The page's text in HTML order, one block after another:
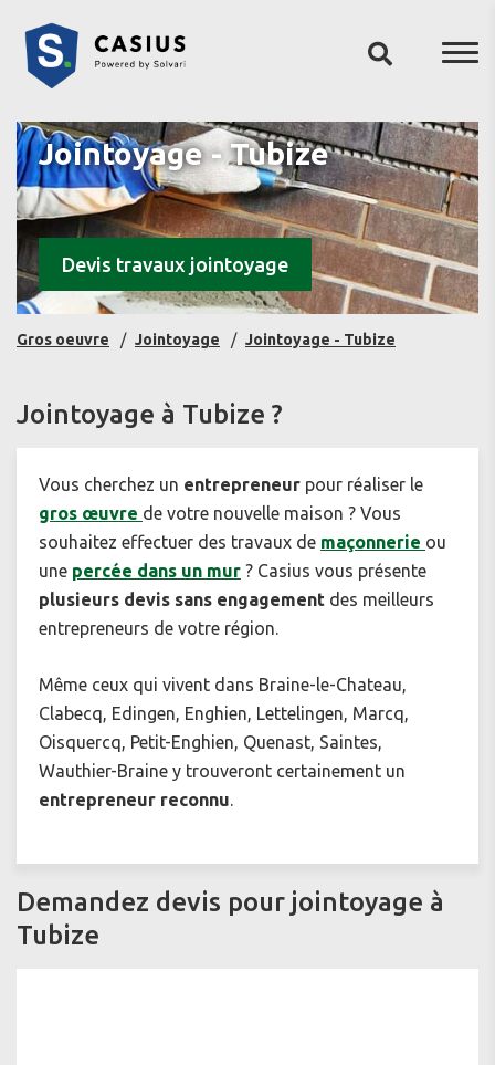
Jointoyage - Tubize
Devis travaux jointoyage
Gros oeuvre Jointoyage Jointoyage - Tubize
Jointoyage à Tubize ?
Vous cherchez un entrepreneur pour réaliser le
gros œuvre de votre nouvelle maison ? Vous
souhaitez effectuer des travaux de maçonnerie ou
une percée dans un mur ? Casius vous présente
plusieurs devis sans engagement des meilleurs
entrepreneurs de votre région.
Même ceux qui vivent dans Braine-le-Chateau,
Clabecq, Edingen, Enghien, Lettelingen, Marcq,
Oisquercq, Petit-Enghien, Quenast, Saintes,
Wauthier-Braine y trouveront certainement un
entrepreneur reconnu.
Demandez devis pour jointoyage à
Tubize